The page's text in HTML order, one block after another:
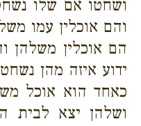
ושחטו אם שלו
והם אוכלין עמו
הם אוכלין משלהן
ידוע איזה מהן
כאחד הוא אוכל
ושלהן יצא לבית